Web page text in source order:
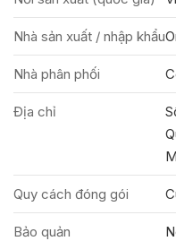
Nhà sản xuất / nhập khẩu
Nhà phân phối
Địa chỉ
Quy cách đóng gói
Bảo quản